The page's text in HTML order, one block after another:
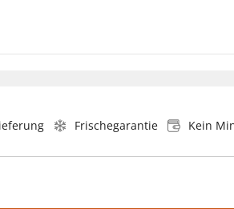
Frischegarantie Kein